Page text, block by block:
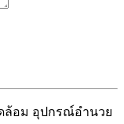
ล้อม อุปกรณ์อำนวย